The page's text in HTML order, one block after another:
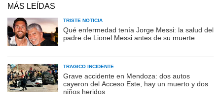
MÁS LEÍDAS
TRISTE NOTICIA
Qué enfermedad tenía Jorge Messi: la salud del
padre de Lionel Messi antes de su muerte
TRÁGICO INCIDENTE
Grave accidente en Mendoza: dos autos
cayeron del Acceso Este, hay un muerto y dos
niños heridos